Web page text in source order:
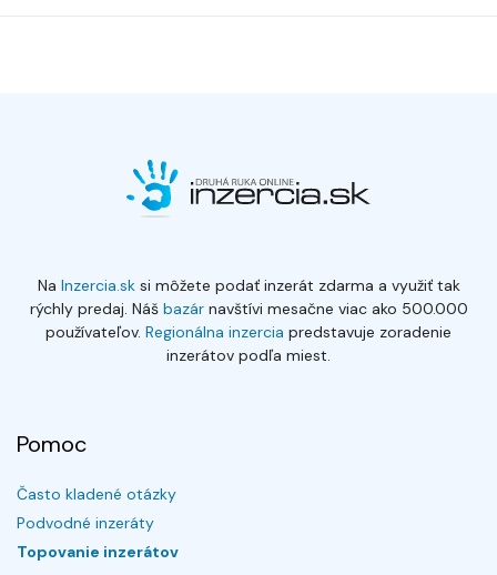
Na Inzercia.sksi môžete podať inzerát zdarma a využiť tak
rýchly predaj. Náš bazárnavštívi mesačne viac ako 500.000
používateľov. Regionálna inzercia predstavuje zoradenie
inzerátov podľa miest.
Pomoc
Často kladené otázky
Podvodné inzeráty
Topovanie inzerátov